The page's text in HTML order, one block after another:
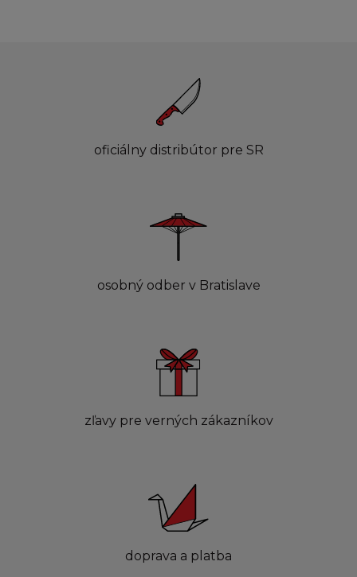
oficiálny distribútor pre SR
osobný odber v Bratislave
zľavy pre verných zákazníkov
doprava a platba